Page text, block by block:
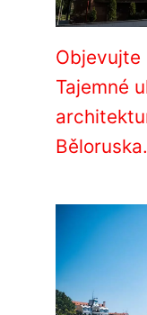
Objevujte
Tajemné
Běloruska.